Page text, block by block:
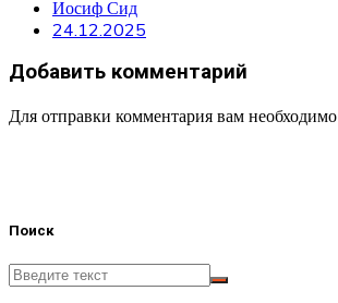
Иосиф Сид
24.12.2025
Добавить комментарий
Для отправки комментария вам необходимо
Поиск